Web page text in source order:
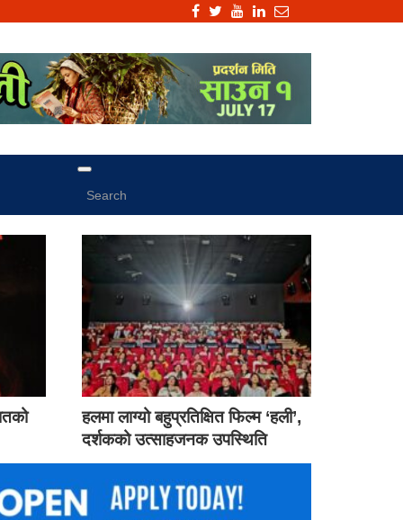
हलमा लाग्यो बहुप्रतिक्षित फिल्म ‘हली’,
दर्शकको उत्साहजनक उपस्थिति